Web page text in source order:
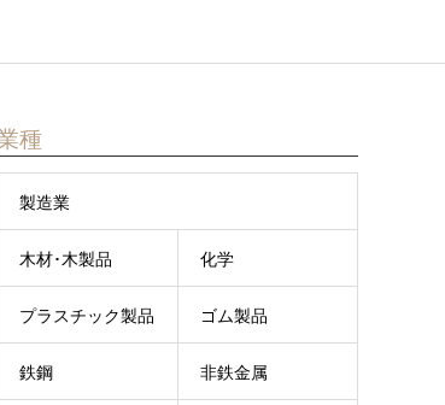
種
製造業
木材･木製品 化学
プラスチック製品 ゴム製品
鉄鋼 非鉄金属